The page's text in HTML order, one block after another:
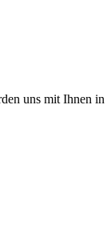
uns mit Ihnen in